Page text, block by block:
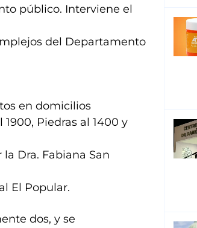
público. Interviene el
del Departamento
en domicilios
Piedras al 1400 y
Dra. Fabiana San
El Popular.
dos, y se